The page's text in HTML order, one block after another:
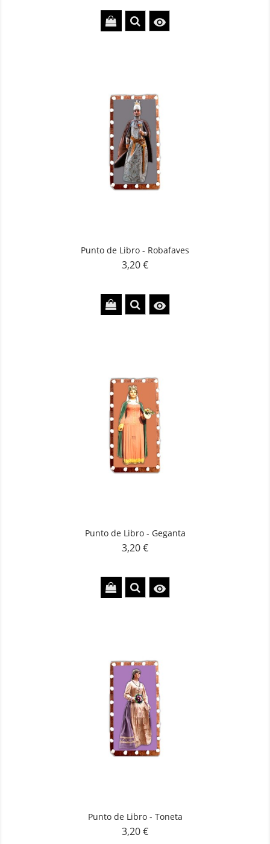

Punto de Libro - Robafaves
Precio
3,20 €

Punto de Libro - Geganta
Precio
3,20 €

Punto de Libro - Toneta
Precio
3,20 €